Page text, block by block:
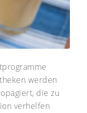
werden
die zu
verhelfen